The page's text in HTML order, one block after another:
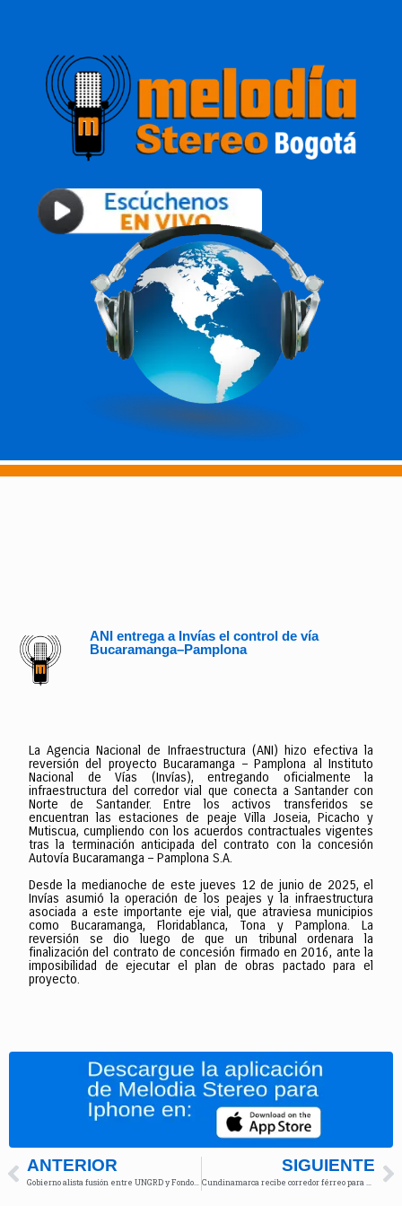
ANI entrega a Invías el control de vía
Bucaramanga–Pamplona
La Agencia Nacional de Infraestructura (ANI) hizo efectiva la
reversión del proyecto Bucaramanga – Pamplona al Instituto
Nacional de Vías (Invías), entregando oficialmente la
infraestructura del corredor vial que conecta a Santander con
Norte de Santander. Entre los activos transferidos se
encuentran las estaciones de peaje Villa Joseia, Picacho y
Mutiscua, cumpliendo con los acuerdos contractuales vigentes
tras la terminación anticipada del contrato con la concesión
Autovía Bucaramanga – Pamplona S.A.
Desde la medianoche de este jueves 12 de junio de 2025, el
Invías asumió la operación de los peajes y la infraestructura
asociada a este importante eje vial, que atraviesa municipios
como Bucaramanga, Floridablanca, Tona y Pamplona. La
reversión se dio luego de que un tribunal ordenara la
finalización del contrato de concesión firmado en 2016, ante la
imposibilidad de ejecutar el plan de obras pactado para el
proyecto.
ANTERIOR SIGUIENTE